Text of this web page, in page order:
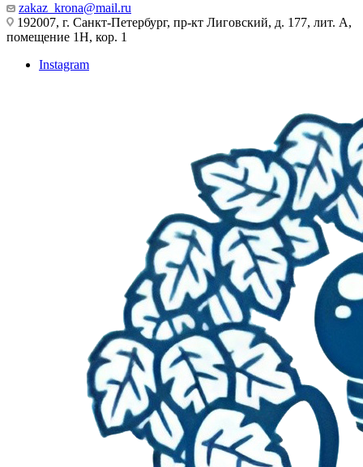
zakaz_krona@mail.ru
192007, г. Санкт-Петербург, пр-кт Лиговский, д. 177, лит. А,
помещение 1Н, кор. 1
Instagram